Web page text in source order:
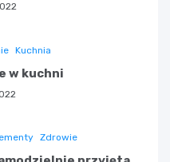
Kuchnia
w kuchni
Zdrowie